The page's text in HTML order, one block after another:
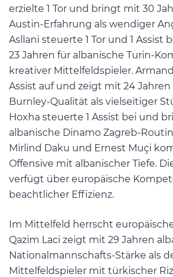
erzielte 1 Tor und bringt mit 30
Austin-Erfahrung als wendiger
Asllani steuerte 1 Tor und 1 Assist
23 Jahren für albanische Turin-
kreativer Mittelfeldspieler.
Assist auf und zeigt mit 24 Jahren
Burnley-Qualität als vielseitiger
Hoxha steuerte 1 Assist bei und
albanische Dinamo Zagreb-
Mirlind Daku und Ernest Muçi
Offensive mit albanischer Tiefe.
verfügt über europäische
beachtlicher Effizienz.
Im Mittelfeld herrscht
Qazim Laci zeigt mit 29 Jahren
Nationalmannschafts-Stärke als
Mittelfeldspieler mit türkischer